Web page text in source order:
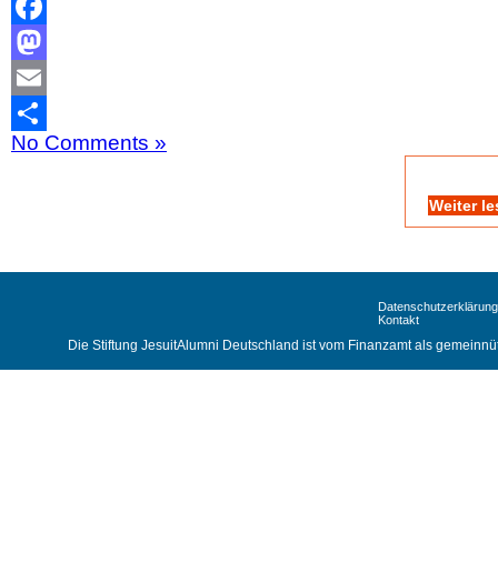
Facebook
Mastodon
Email
Teilen
No Comments »
Weiter
Datenschutzerklärung
Kontakt
Die Stiftung JesuitAlumni Deutschland ist vom Finanzamt als